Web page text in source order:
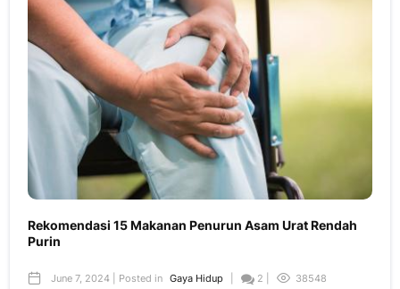
Rekomendasi 15 Makanan Penurun Asam Urat Rendah
Purin
June 7, 2024 | Posted in Gaya Hidup 2 | 38548